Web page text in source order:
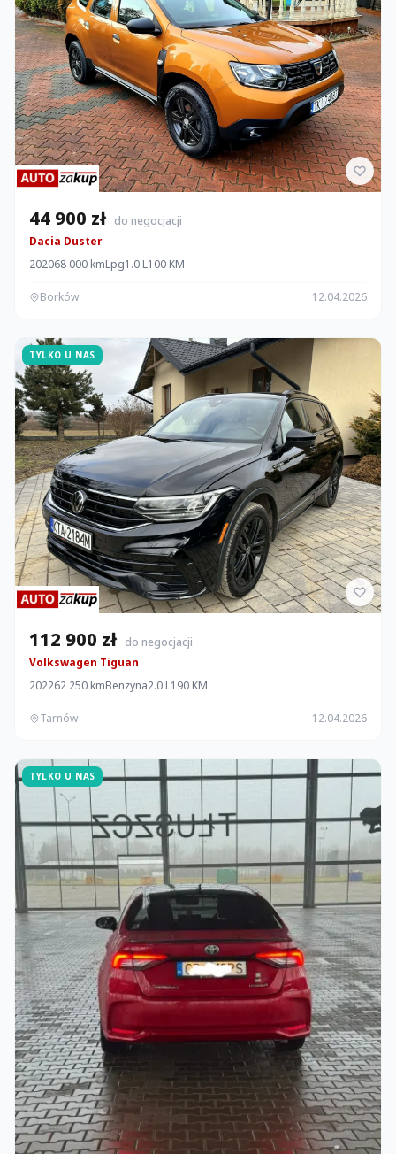
44 900 zł do negocjacji
Dacia Duster
202068 000 kmLpg1.0 L100 KM
Borków 12.04.2026
TYLKO U NAS
112 900 zł do negocjacji
Volkswagen Tiguan
202262 250 kmBenzyna2.0 L190 KM
Tarnów 12.04.2026
TYLKO U NAS